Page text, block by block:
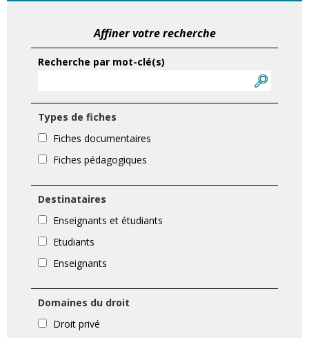
Affiner votre recherche
Recherche par mot-clé(s)
Types de fiches
Fiches documentaires
Fiches pédagogiques
Destinataires
Enseignants et étudiants
Etudiants
Enseignants
Domaines du droit
Droit privé